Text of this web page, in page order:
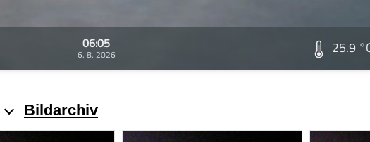
06:05
6. 8. 2026 25.9
Bildarchiv